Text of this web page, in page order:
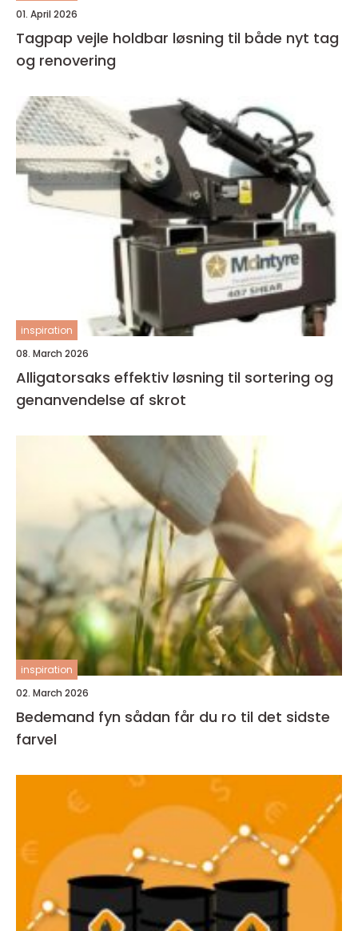
01. April 2026
Tagpap vejle holdbar løsning til både nyt tag
og renovering
inspiration
08. March 2026
Alligatorsaks effektiv løsning til sortering og
genanvendelse af skrot
inspiration
02. March 2026
Bedemand fyn sådan får du ro til det sidste
farvel